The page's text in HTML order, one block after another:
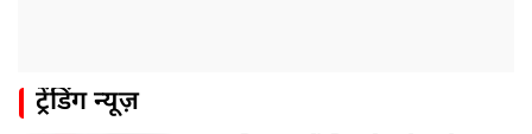
ट्रेंडिंग न्यूज़